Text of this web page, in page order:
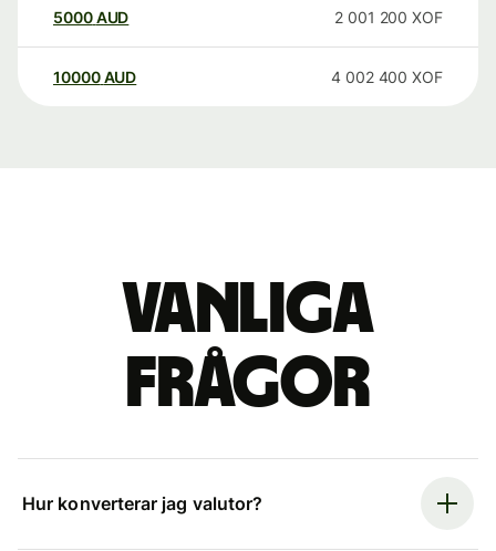
5000AUD 2 001 200 XOF
10000 AUD 4 002 400 XOF
Vanliga
frågor
Hur konverterar jag valutor?